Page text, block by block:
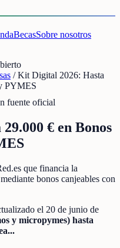
BecasSobre nosotros
/Kit Digital 2026: Hasta
PYMES
fuente oficial
€ en Bonos
que financia la
bonos canjeables con
el 20 de junio de
y micropymes) hasta